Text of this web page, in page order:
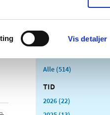
Vis detaljer
Alle (514)
TID
2026 (22)